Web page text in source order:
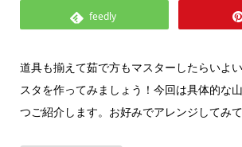
feedly
道具も揃えて茹で方もマスターしたらいよ
スタを作ってみましょう！今回は具体的な
つご紹介します。お好みでアレンジしてみて